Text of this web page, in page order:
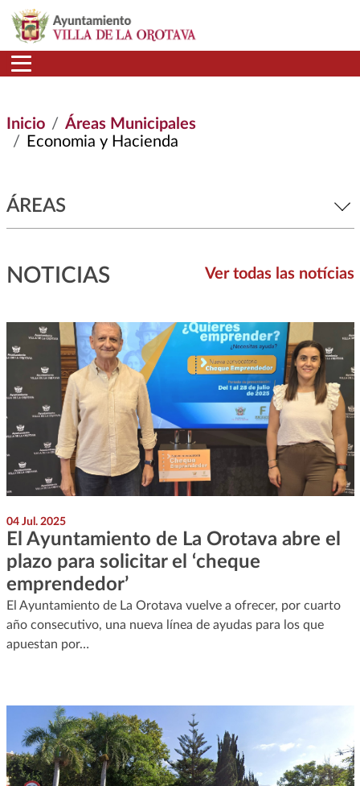
Pasar al contenido principal
Inicio
Áreas Municipales
Economia y Hacienda
ÁREAS
NOTICIAS Ver todas las notícias
04 Jul. 2025
El Ayuntamiento de La Orotava abre el
plazo para solicitar el ‘cheque
emprendedor’
El Ayuntamiento de La Orotava vuelve a ofrecer, por cuarto
año consecutivo, una nueva línea de ayudas para los que
apuestan por…